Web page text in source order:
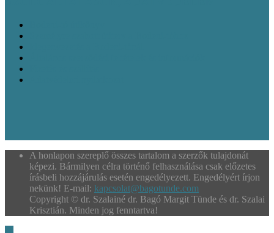
A honlapon szereplő összes tartalom a szerzők tulajdonát
képezi. Bármilyen célra történő felhasználása csak előzetes
írásbeli hozzájárulás esetén engedélyezett. Engedélyért írjon
nekünk! E-mail: kapcsolat@bagotunde.com
Copyright © dr. Szalainé dr. Bagó Margit Tünde és dr. Szalai
Krisztián. Minden jog fenntartva!